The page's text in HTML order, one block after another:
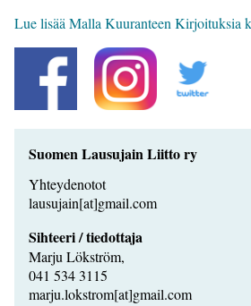
Lue lisää Malla Kuuranteen Kirjoituksia
Suomen Lausujain Liitto ry
Yhteydenotot
lausujain[at]gmail.com
Sihteeri / tiedottaja
Marju Lökström,
041 534 3115
marju.lokstrom[at]gmail.com